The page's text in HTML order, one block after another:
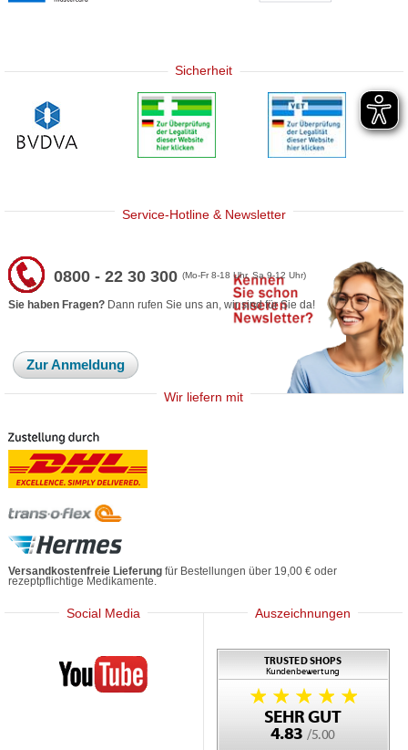
Sicherheit
Service-Hotline & Newsletter
0800 - 22 30 300(Mo-Fr 8-18 Uhr, Sa 9-12 Uhr)
Sie haben Fragen? Dann rufen Sie uns an, wir sind für Sie da!
Zur Anmeldung
Wir liefern mit
Versandkostenfreie Lieferung für Bestellungen über 19,00 € oder
rezeptpflichtige Medikamente.
Social Media
Mediherz
Auszeichnungen